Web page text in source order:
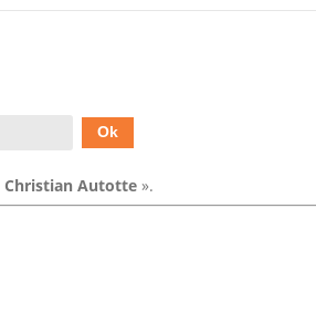
Christian Autotte ».